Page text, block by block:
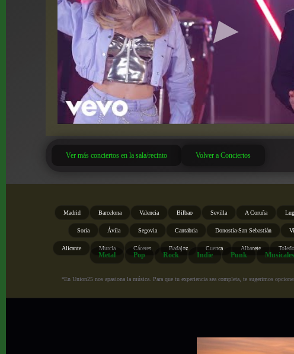
Ver más conciertos en la sala/recinto Volver a Conciertos
Madrid Barcelona Valencia Bilbao Sevilla A Coruña
Soria Ávila Segovia Cantabria Donostia-San Sebastián
Alicante Murcia Cáceres Badajoz Cuenca Albacete Toledo
Metal Pop Rock Indie Punk Musicales
“En Union25 nos apasiona la música. Para que tu experiencia sea completa, te sugerimos